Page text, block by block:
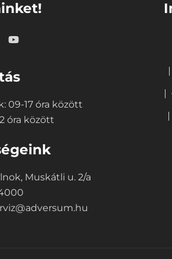
09-17 óra között
óra között
Muskátli u. 2/a